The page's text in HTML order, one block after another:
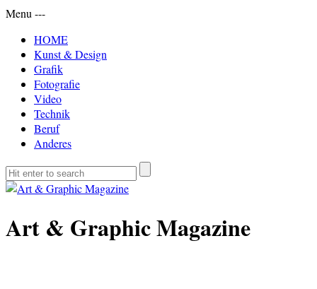
Menu ---
HOME
Kunst & Design
Grafik
Fotografie
Video
Technik
Beruf
Anderes
Art & Graphic Magazine